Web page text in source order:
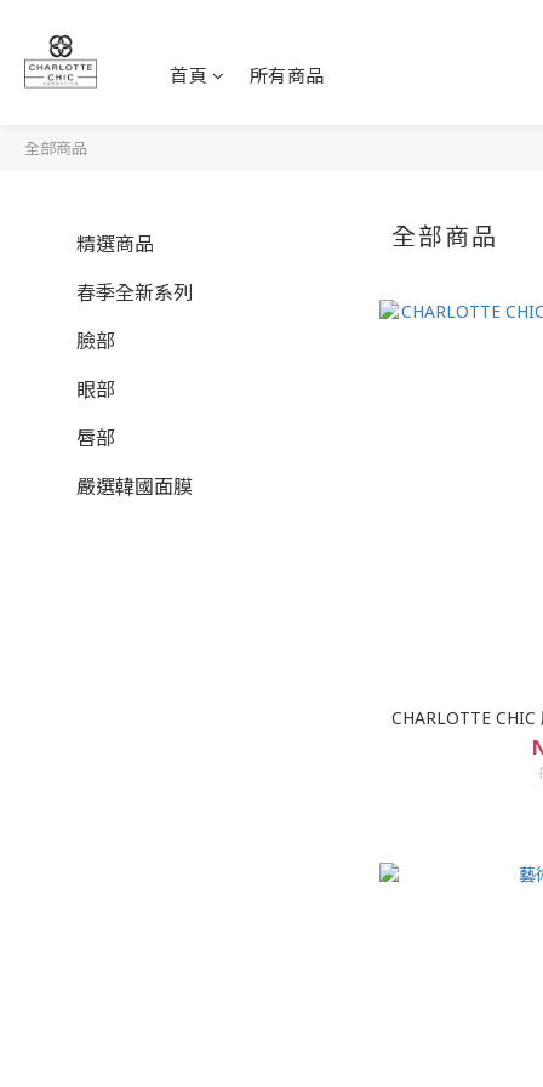
首頁 所有商品
全部商品
精選商品
春季全新系列
臉部
眼部
唇部
嚴選韓國面膜
全部商品
CHARLOTTE